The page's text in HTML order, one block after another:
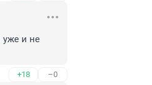
уже и не
+18 –0